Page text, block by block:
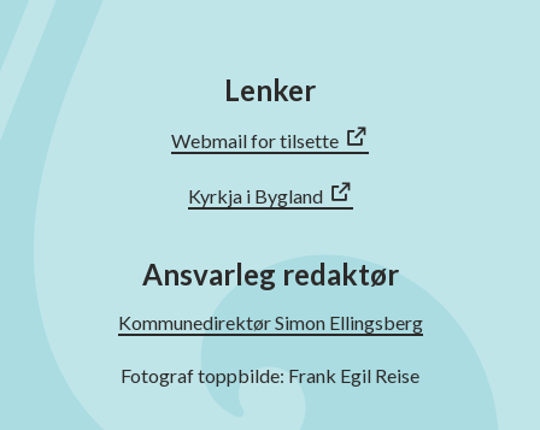
Lenker
Webmail for tilsette
Kyrkja i Bygland
Ansvarleg redaktør
Kommunedirektør Simon Ellingsberg
Fotograf toppbilde: Frank Egil Reise